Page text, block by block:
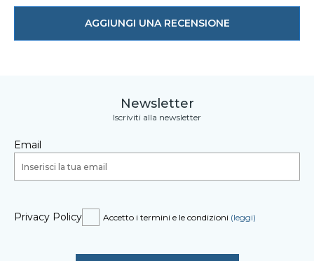
AGGIUNGI UNA RECENSIONE
Newsletter
Iscriviti alla newsletter
Email
Privacy Policy Accetto i termini e le condizioni (leggi)